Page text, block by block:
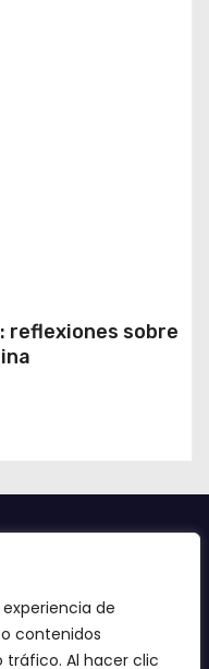
de
contenidos
tráfico. Al hacer clic
reflexiones sobre